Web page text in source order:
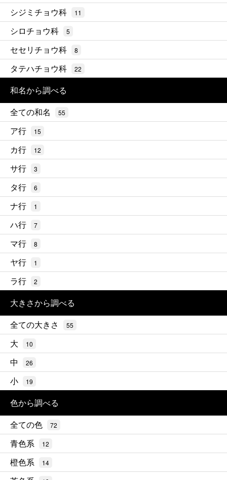
シジミチョウ科 11
シロチョウ科 5
セセリチョウ科 8
タテハチョウ科 22
和名から調べる
全ての和名
55
ア行 15
カ行 12
サ行 3
タ行 6
ナ行 1
ハ行 7
マ行 8
ヤ行 1
ラ行 2
大きさから調べる
全ての大きさ
55
大 10
中 26
小 19
色から調べる
全ての色
72
青色系 12
橙色系 14